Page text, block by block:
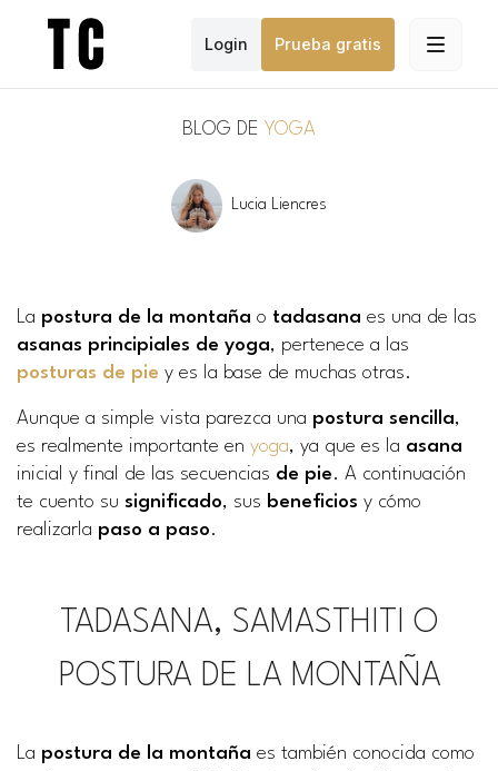
Login Prueba gratis
BLOG DE YOGA
Lucia Liencres
La postura de la montaña o tadasana es una de las
asanas principiales de yoga, pertenece a las
posturas de pie y es la base de muchas otras.
Aunque a simple vista parezca una postura sencilla,
es realmente importante en yoga, ya que es la asana
inicial y final de las secuencias de pie. A continuación
te cuento su significado, sus beneficios y cómo
realizarla paso a paso.
TADASANA, SAMASTHITI O
POSTURA DE LA MONTAÑA
La postura de la montaña es también conocida como